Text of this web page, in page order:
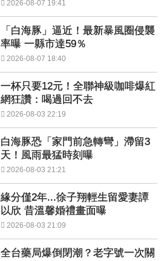
2026-08-07 19:41
「白海豚」逼近！最新暴風圈侵襲
率曝 一縣市達59％
2026-08-07 18:40
一杯只要12元！全聯神級咖啡爆紅
網狂讚：喝過回不去
2026-08-03 22:19
白海豚恐「家門前急轉彎」滯留3
天！風雨最猛時刻曝
2026-08-03 21:21
緣分僅2年...徐子翔輕生留愛妻譚
以欣 昔溫馨婚禮畫面曝
2026-08-03 21:09
全台藥局爆倒閉潮？老字號一次關